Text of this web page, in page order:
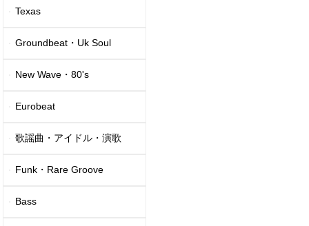
Texas
Groundbeat・Uk Soul
New Wave・80's
Eurobeat
歌謡曲・アイドル・演歌
Funk・Rare Groove
Bass